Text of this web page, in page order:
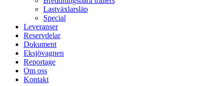
Lastväxlarsläp
Special
Leveranser
Reservdelar
Dokument
Eksjövagnen
Reportage
Om oss
Kontakt